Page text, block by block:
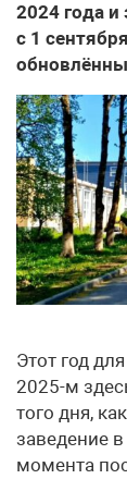
2024 года и
с 1
Этот год
2025-м
того дня,
заведение
момента